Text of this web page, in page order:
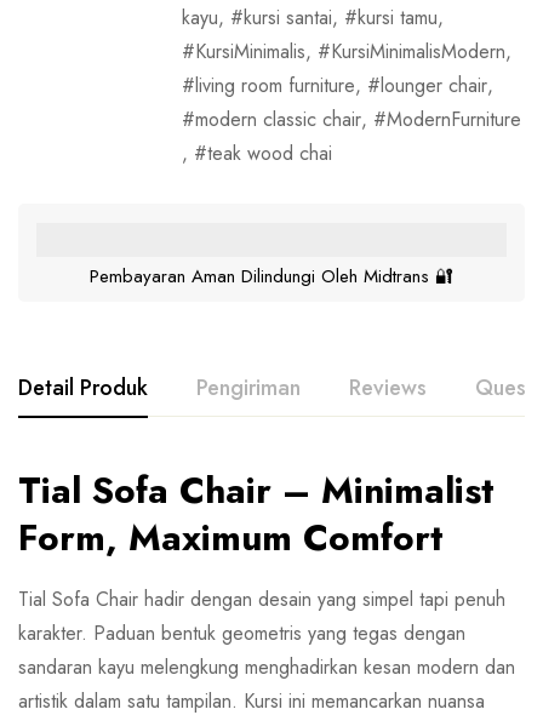
kayu, kursi santai, kursi tamu,
KursiMinimalis, KursiMinimalisModern,
living room furniture, lounger chair,
modern classic chair,
ModernFurniture
,
teak wood chai
Pembayaran Aman Dilindungi Oleh Midtrans 🔐
Detail Produk Pengiriman Reviews
Tial Sofa Chair – Minimalist
Form, Maximum Comfort
Tial Sofa Chair hadir dengan desain yang simpel tapi penuh
karakter. Paduan bentuk geometris yang tegas dengan
sandaran kayu melengkung menghadirkan kesan modern dan
artistik dalam satu tampilan. Kursi ini memancarkan nuansa